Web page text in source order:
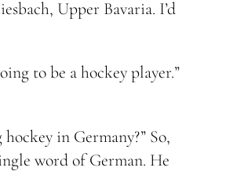
Upper Bavaria. I’d
to be a hockey player.”
in Germany?” So,
word of German. He